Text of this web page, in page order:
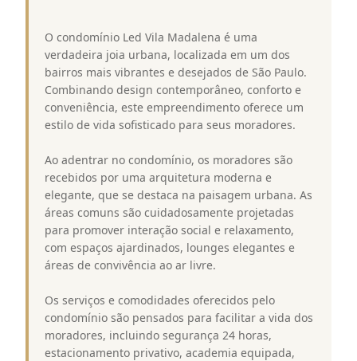
O condomínio Led Vila Madalena é uma
verdadeira joia urbana, localizada em um dos
bairros mais vibrantes e desejados de São Paulo.
Combinando design contemporâneo, conforto e
conveniência, este empreendimento oferece um
estilo de vida sofisticado para seus moradores.
Ao adentrar no condomínio, os moradores são
recebidos por uma arquitetura moderna e
elegante, que se destaca na paisagem urbana. As
áreas comuns são cuidadosamente projetadas
para promover interação social e relaxamento,
com espaços ajardinados, lounges elegantes e
áreas de convivência ao ar livre.
Os serviços e comodidades oferecidos pelo
condomínio são pensados para facilitar a vida dos
moradores, incluindo segurança 24 horas,
estacionamento privativo, academia equipada,